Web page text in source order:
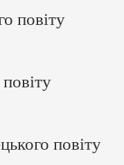
повіту
повіту